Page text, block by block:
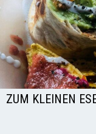
ZUM KLEINEN